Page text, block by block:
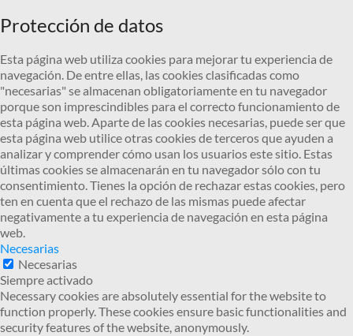
Protección de datos
Esta página web utiliza cookies para mejorar tu experiencia de
navegación. De entre ellas, las cookies clasificadas como
"necesarias" se almacenan obligatoriamente en tu navegador
porque son imprescindibles para el correcto funcionamiento de
esta página web. Aparte de las cookies necesarias, puede ser que
esta página web utilice otras cookies de terceros que ayuden a
analizar y comprender cómo usan los usuarios este sitio. Estas
últimas cookies se almacenarán en tu navegador sólo con tu
consentimiento. Tienes la opción de rechazar estas cookies, pero
ten en cuenta que el rechazo de las mismas puede afectar
negativamente a tu experiencia de navegación en esta página
web.
Necesarias
Necesarias
Siempre activado
Necessary cookies are absolutely essential for the website to
function properly. These cookies ensure basic functionalities and
security features of the website, anonymously.